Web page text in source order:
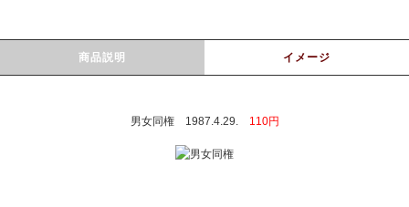
商品説明 イメージ
男女同権 1987.4.29. 110円